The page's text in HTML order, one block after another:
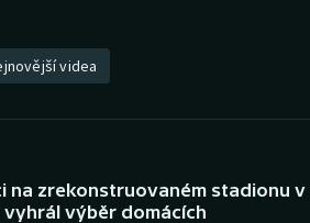
videa
na zrekonstruovaném stadionu v
vyhrál výběr domácích